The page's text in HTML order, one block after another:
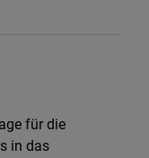
für die
in das